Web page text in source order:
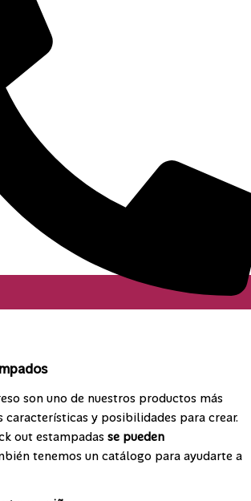
son uno de nuestros productos más
características y posibilidades para crear.
out estampadas se pueden
tenemos un catálogo para ayudarte a